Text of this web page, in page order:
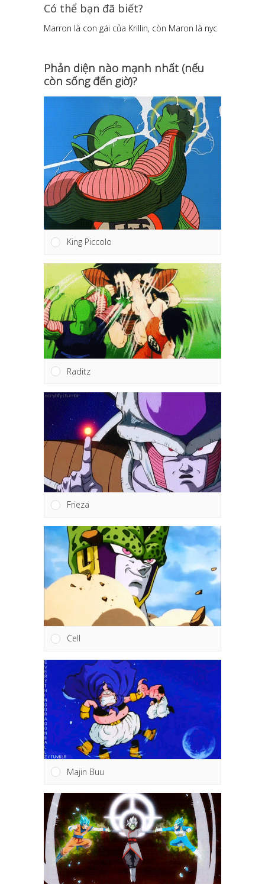
Có thể bạn đã biết?
Marron là con gái của Krillin, còn Maron là nyc
Phản diện nào mạnh nhất (nếu
còn sống đến giờ)?
King Piccolo
Raditz
Frieza
Cell
Majin Buu